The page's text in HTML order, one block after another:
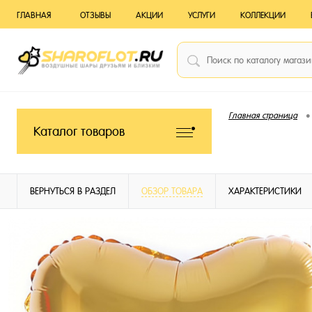
ГЛАВНАЯ ОТЗЫВЫ АКЦИИ УСЛУГИ КОЛЛЕКЦИИ
Каталог товаров
Главная страница •
ВЕРНУТЬСЯ В РАЗДЕЛ ОБЗОР ТОВАРА ХАРАКТЕРИСТИКИ